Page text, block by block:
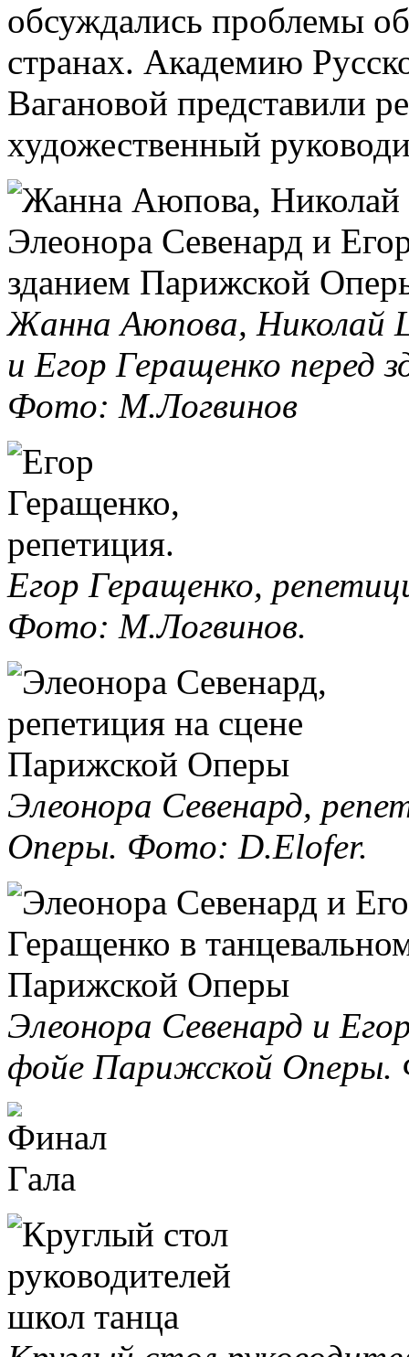
обсуждались проблемы
странах. Академию
Вагановой представили
художественный
Жанна Аюпова, Николай
и Егор Геращенко перед
Фото: М.Логвинов
Егор Геращенко,
Фото: М.Логвинов.
Элеонора Севенард,
Оперы. Фото: D.Elofer.
Элеонора Севенард и
фойе Парижской Оперы.